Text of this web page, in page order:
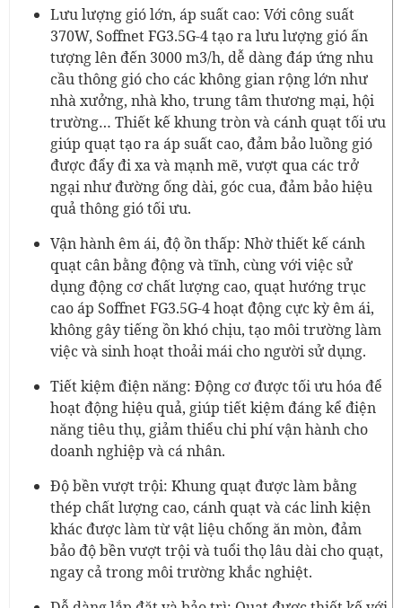
Lưu lượng gió lớn, áp suất cao: Với công suất
370W, Soffnet FG3.5G-4 tạo ra lưu lượng gió ấn
tượng lên đến 3000 m3/h, dễ dàng đáp ứng nhu
cầu thông gió cho các không gian rộng lớn như
nhà xưởng, nhà kho, trung tâm thương mại, hội
trường… Thiết kế khung tròn và cánh quạt tối ưu
giúp quạt tạo ra áp suất cao, đảm bảo luồng gió
được đẩy đi xa và mạnh mẽ, vượt qua các trở
ngại như đường ống dài, góc cua, đảm bảo hiệu
quả thông gió tối ưu.
Vận hành êm ái, độ ồn thấp: Nhờ thiết kế cánh
quạt cân bằng động và tĩnh, cùng với việc sử
dụng động cơ chất lượng cao, quạt hướng trục
cao áp Soffnet FG3.5G-4 hoạt động cực kỳ êm ái,
không gây tiếng ồn khó chịu, tạo môi trường làm
việc và sinh hoạt thoải mái cho người sử dụng.
Tiết kiệm điện năng: Động cơ được tối ưu hóa để
hoạt động hiệu quả, giúp tiết kiệm đáng kể điện
năng tiêu thụ, giảm thiểu chi phí vận hành cho
doanh nghiệp và cá nhân.
Độ bền vượt trội: Khung quạt được làm bằng
thép chất lượng cao, cánh quạt và các linh kiện
khác được làm từ vật liệu chống ăn mòn, đảm
bảo độ bền vượt trội và tuổi thọ lâu dài cho quạt,
ngay cả trong môi trường khắc nghiệt.